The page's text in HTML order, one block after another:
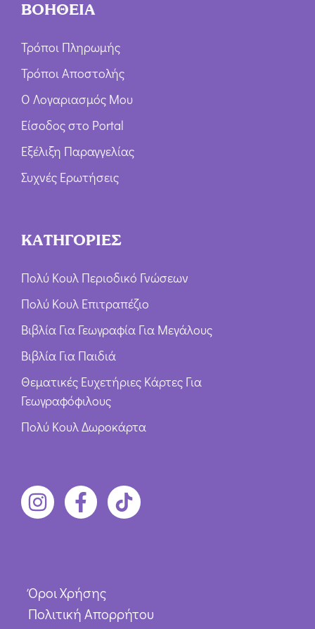
ΒΟΗΘΕΙΑ
Τρόποι Πληρωμής
Τρόποι Αποστολής
Ο Λογαριασμός Μου
Είσοδος στο Portal
Εξέλιξη Παραγγελίας
Συχνές Ερωτήσεις
ΚΑΤΗΓΟΡΙΕΣ
Πολύ Κουλ Περιοδικό Γνώσεων
Πολύ Κουλ Επιτραπέζιο
Βιβλία Για Γεωγραφία Για Μεγάλους
Βιβλία Για Παιδιά
Θεματικές Ευχετήριες Κάρτες Για
Γεωγραφόφιλους
Πολύ Κουλ Δωροκάρτα
Όροι Χρήσης
Πολιτική Απορρήτου